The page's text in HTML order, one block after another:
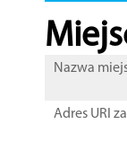
Nazwa
Adres URI